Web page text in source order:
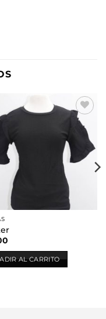
Añadir
a la
lista de
deseos
AL CARRITO